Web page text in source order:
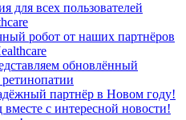
для всех пользователей
робот от наших партнёров
обновлённый
партнёр в Новом году!
с интересной новости!